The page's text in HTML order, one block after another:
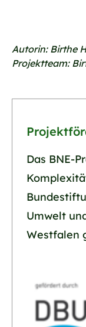
Autorin: Birthe
Projektteam:
Das BNE-
Umwelt
Westfalen